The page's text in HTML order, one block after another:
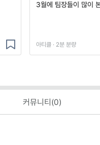
3월에 팀장들이 많이
아티클 · 2분 분량
커뮤니티(0)